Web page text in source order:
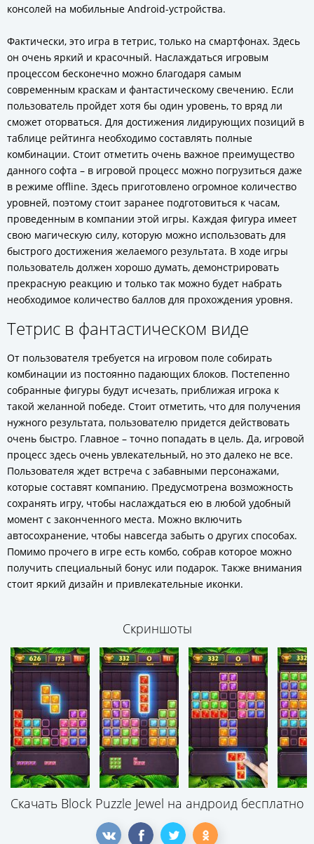
консолей на мобильные Android-устройства.
Фактически, это игра в тетрис, только на смартфонах. Здесь
он очень яркий и красочный. Наслаждаться игровым
процессом бесконечно можно благодаря самым
современным краскам и фантастическому свечению. Если
пользователь пройдет хотя бы один уровень, то вряд ли
сможет оторваться. Для достижения лидирующих позиций в
таблице рейтинга необходимо составлять полные
комбинации. Стоит отметить очень важное преимущество
данного софта – в игровой процесс можно погрузиться даже
в режиме offline. Здесь приготовлено огромное количество
уровней, поэтому стоит заранее подготовиться к часам,
проведенным в компании этой игры. Каждая фигура имеет
свою магическую силу, которую можно использовать для
быстрого достижения желаемого результата. В ходе игры
пользователь должен хорошо думать, демонстрировать
прекрасную реакцию и только так можно будет набрать
необходимое количество баллов для прохождения уровня.
Тетрис в фантастическом виде
От пользователя требуется на игровом поле собирать
комбинации из постоянно падающих блоков. Постепенно
собранные фигуры будут исчезать, приближая игрока к
такой желанной победе. Стоит отметить, что для получения
нужного результата, пользователю придется действовать
очень быстро. Главное – точно попадать в цель. Да, игровой
процесс здесь очень увлекательный, но это далеко не все.
Пользователя ждет встреча с забавными персонажами,
которые составят компанию. Предусмотрена возможность
сохранять игру, чтобы наслаждаться ею в любой удобный
момент с законченного места. Можно включить
автосохранение, чтобы навсегда забыть о других способах.
Помимо прочего в игре есть комбо, собрав которое можно
получить специальный бонус или подарок. Также внимания
стоит яркий дизайн и привлекательные иконки.
Скриншоты
Скачать Block Puzzle Jewel на андроид бесплатно